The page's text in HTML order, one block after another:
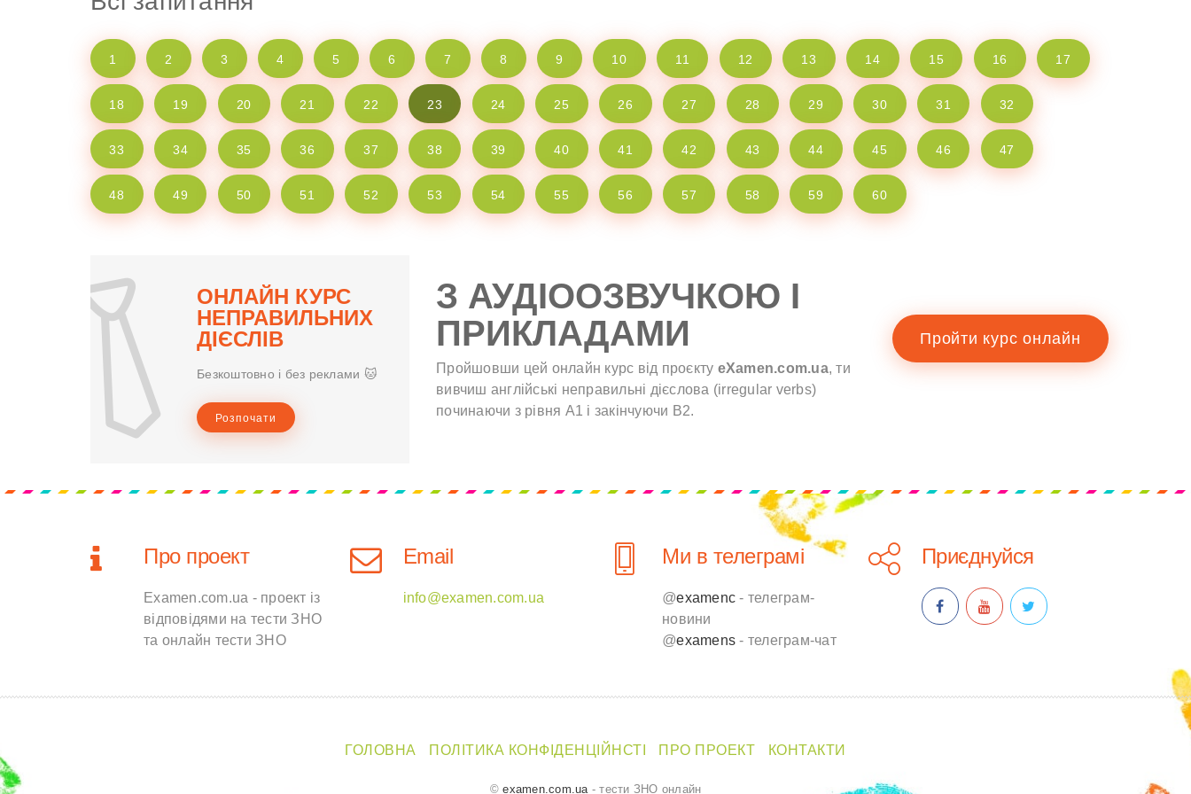
1 2 3 4 5 6 7 8 9 10 11 12 13 14 15 16 17
18 19 20 21 22 23 24 25 26 27 28 29 30 31 32
33 34 35 36 37 38 39 40 41 42 43 44 45 46 47
48 49 50 51 52 53 54 55 56 57 58 59 60
ОНЛАЙН КУРС
НЕПРАВИЛЬНИХ
ДІЄСЛІВ
Безкоштовно і без реклами 🐱
Розпочати
З АУДІООЗВУЧКОЮ І
ПРИКЛАДАМИ
Пройшовши цей онлайн курс від проєкту eXamen.com.ua, ти
вивчиш англійські неправильні дієслова (irregular verbs)
починаючи з рівня A1 і закінчуючи B2.
Пройти курс онлайн
Про проект
Examen.com.ua - проект із
відповідями на тести ЗНО
та онлайн тести ЗНО
Email
info@examen.com.ua
Ми в телеграмі
@examenc - телеграм-
новини
@examens - телеграм-чат
Приєднуйся
ГОЛОВНА ПОЛІТИКА КОНФІДЕНЦІЙНСТІ ПРО ПРОЕКТ КОНТАКТИ
©examen.com.ua- тести ЗНО онлайн